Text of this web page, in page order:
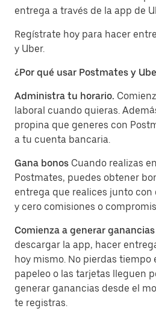
entrega a través de la app de
Regístrate hoy para hacer
y Uber.
¿Por qué usar Postmates y
Administra tu horario.
laboral cuando quieras.
propina que generes con
a tu cuenta bancaria.
Gana bonos Cuando realizas
Postmates, puedes obtener
entrega que realices junto con
y cero comisiones o
Comienza a generar ganancias
descargar la app, hacer
hoy mismo. No pierdas tiempo
papeleo o las tarjetas lleguen
generar ganancias desde el
te registras.